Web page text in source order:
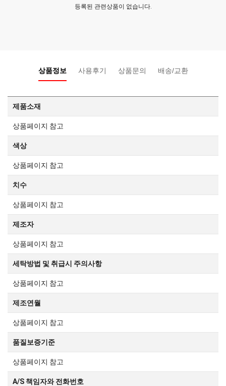
등록된 관련상품이 없습니다.
상품정보 사용후기 상품문의 배송/교환
제품소재
상품페이지 참고
색상
상품페이지 참고
치수
상품페이지 참고
제조자
상품페이지 참고
세탁방법 및 취급시 주의사항
상품페이지 참고
제조연월
상품페이지 참고
품질보증기준
상품페이지 참고
A/S 책임자와 전화번호